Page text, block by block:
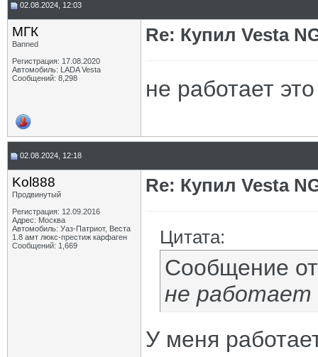
02.08.2024, 12:03
МГК
Banned
Регистрация: 17.08.2020
Автомобиль: LADA Vesta
Сообщений: 8,298
Re: Купил Vesta
не работает это
02.08.2024, 12:18
Kol888
Продвинутый
Регистрация: 12.09.2016
Адрес: Москва
Автомобиль: Уаз-Патриот, Веста
1.8 амт люкс-престиж карфаген
Сообщений: 1,669
Re: Купил Vesta
Цитата:
Сообщение
не работает
У меня